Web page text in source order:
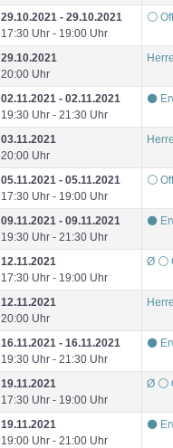
29.10.2021 - 29.10.2021
17:30 Uhr - 19:00 Uhr
⚪
29.10.2021
20:00 Uhr
02.11.2021 - 02.11.2021
19:30 Uhr - 21:30 Uhr
⚫
03.11.2021
20:00 Uhr
05.11.2021 - 05.11.2021
17:30 Uhr - 19:00 Uhr
⚪
09.11.2021 - 09.11.2021
19:30 Uhr - 21:30 Uhr
⚫
12.11.2021
17:30 Uhr - 19:00 Uhr
Ø ⚪
12.11.2021
20:00 Uhr
16.11.2021 - 16.11.2021
19:30 Uhr - 21:30 Uhr
⚫
19.11.2021
17:30 Uhr - 19:00 Uhr
Ø ⚪
19.11.2021
19:00 Uhr - 21:00 Uhr
⚫